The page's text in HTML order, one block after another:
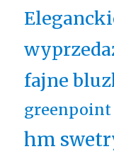
fajne
greenpoint
hm